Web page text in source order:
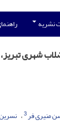
نشریه
شهری
منیری فر3